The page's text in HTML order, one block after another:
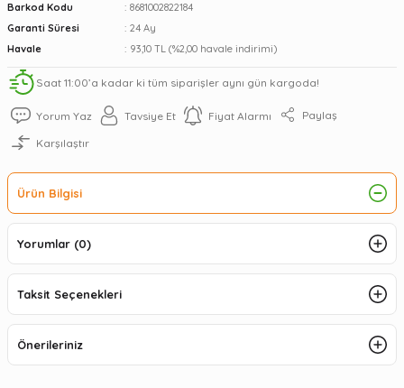
Barkod Kodu
8681002822184
Garanti Süresi
24 Ay
Havale
93,10 TL (%2,00 havale indirimi)
Saat 11:00’a kadar ki tüm siparişler aynı gün kargoda!
Yorum Yaz Tavsiye Et Fiyat Alarmı Paylaş
Karşılaştır
Ürün Bilgisi
Yorumlar (0)
Taksit Seçenekleri
Önerileriniz